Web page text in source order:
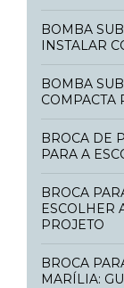
BOMBA SUBMERSA 1CV: COMO ESCOLHER E
INSTALAR
BOMBA SUBMERSA PALITO: EFICIÊNCIA
COMPACTA
BROCA DE POÇO ARTESIANO: GUIA COMPLETO
PARA A
BROCA PARA POÇO ARTESIANO: COMO
ESCOLHER
PROJETO
BROCA PARA POÇO SEMI ARTESIANO EM
MARÍLIA: